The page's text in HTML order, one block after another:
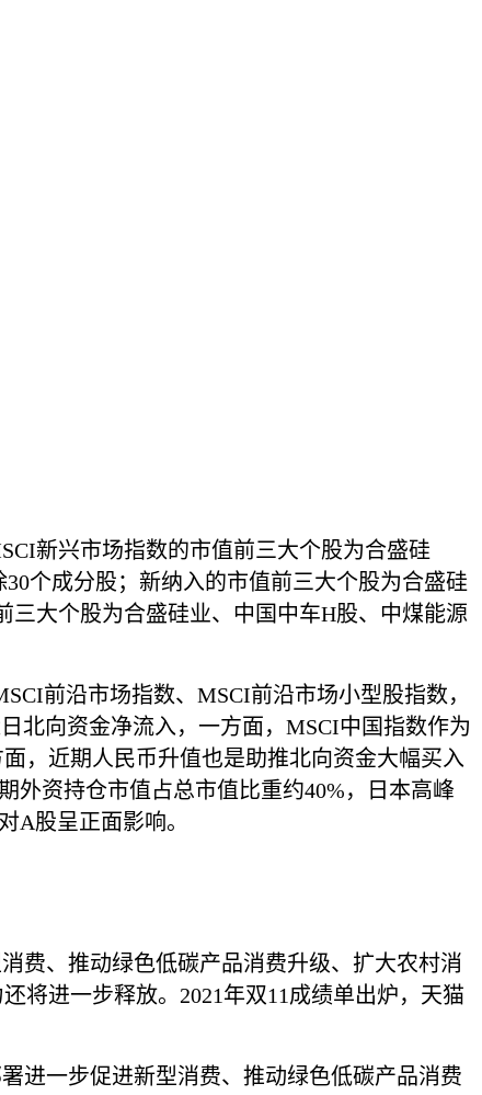
新兴市场指数的市值前三大个股为合盛硅
个成分股；新纳入的市值前三大个股为合盛硅
三大个股为合盛硅业、中国中车H股、中煤能源
前沿市场指数、MSCI前沿市场小型股指数，
北向资金净流入，一方面，MSCI中国指数作为
，近期人民币升值也是助推北向资金大幅买入
外资持仓市值占总市值比重约40%，日本高峰
A股呈正面影响。
费、推动绿色低碳产品消费升级、扩大农村消
将进一步释放。2021年双11成绩单出炉，天猫
进一步促进新型消费、推动绿色低碳产品消费